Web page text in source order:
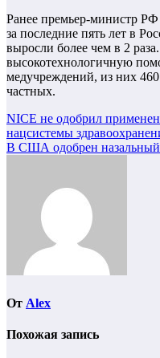
Ранее премьер-министр
за последние пять лет в
выросли более чем в 2
высокотехнологичную
медучреждений, из них
частных.
Навигация
по
NICE не одобрил
нацсистемы
В США одобрен назальный
От Alex
Похожая запись